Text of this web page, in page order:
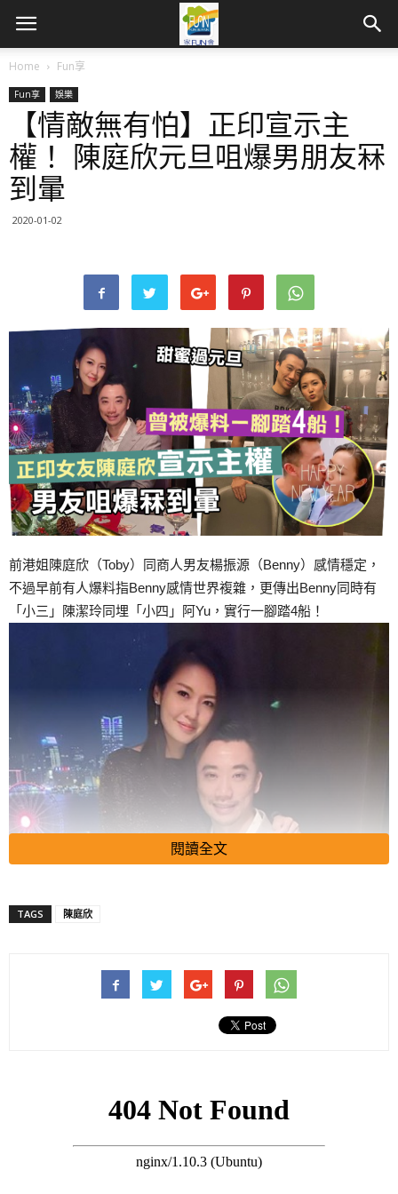
Home Fun享
Fun享 娛樂
【情敵無有怕】正印宣示主
權！ 陳庭欣元旦咀爆男朋友冧
到暈
2020-01-02
前港姐陳庭欣（Toby）同商人男友楊振源（Benny）感情穩定，
不過早前有人爆料指Benny感情世界複雜，更傳出Benny同時有
「小三」陳潔玲同埋「小四」阿Yu，實行一腳踏4船！
不過，眼見Toby同Benny感情相當的穩定和公開，更有不少好少
閱讀全文
TAGS 陳庭欣